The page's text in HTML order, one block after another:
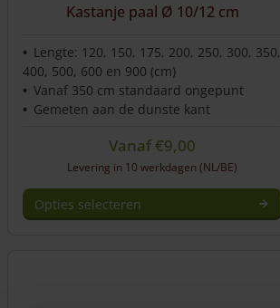
Kastanje paal Ø 10/12 cm
Lengte: 120, 150, 175, 200, 250, 300, 350,
400, 500, 600 en 900 (cm)
Vanaf 350 cm standaard ongepunt
Gemeten aan de dunste kant
Vanaf€9,00
Levering in 10 werkdagen (NL/BE)
Opties selecteren